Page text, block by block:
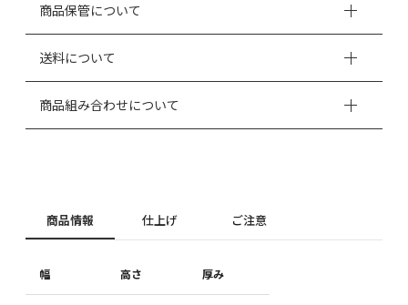
商品保管について
送料について
商品組み合わせについて
商品情報 仕上げ ご注意
幅 高さ 厚み